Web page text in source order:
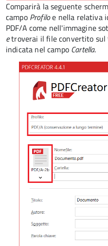
Comparirà la seguente
campo Profiloe nella relativa
PDF/A come nell'immagine
etroverai il file convertito sul
indicata nel campo Cartella.